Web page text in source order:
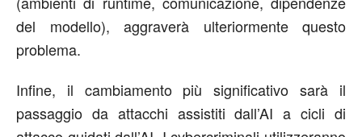
del modello), aggraverà ulteriormente questo
problema.
Infine, il cambiamento più significativo sarà il
passaggio da attacchi assistiti dall’AI acicli di